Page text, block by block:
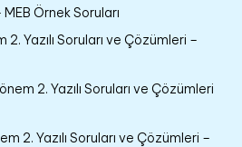
Örnek Soruları
2. Yazılı Soruları ve Çözümleri –
2. Yazılı Soruları ve Çözümleri
2. Yazılı Soruları ve Çözümleri –